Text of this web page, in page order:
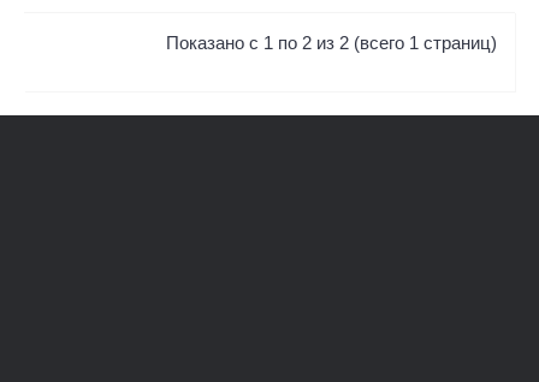
Показано с 1 по 2 из 2 (всего 1 страниц)